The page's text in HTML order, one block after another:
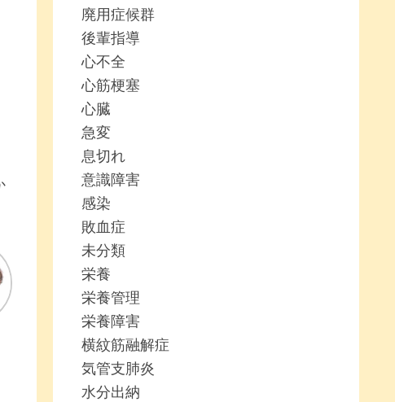
廃用症候群
後輩指導
心不全
心筋梗塞
心臓
急変
息切れ
意識障害
感染
敗血症
未分類
栄養
栄養管理
栄養障害
横紋筋融解症
気管支肺炎
水分出納